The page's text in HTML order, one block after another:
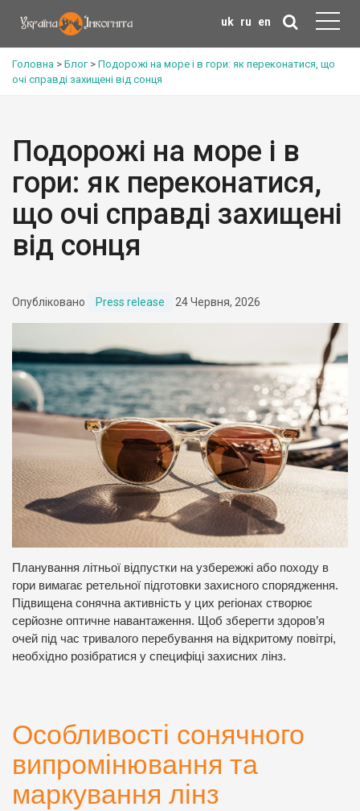
uk ru en
Головна > Блог> Подорожі на море і в гори: як переконатися, що
очі справді захищені від сонця
Подорожі на море і в
гори: як переконатися,
що очі справді захищені
від сонця
Опубліковано Press release 24 Червня, 2026
Планування літньої відпустки на узбережжі або походу в
гори вимагає ретельної підготовки захисного спорядження.
Підвищена сонячна активність у цих регіонах створює
серйозне оптичне навантаження. Щоб зберегти здоров’я
очей під час тривалого перебування на відкритому повітрі,
необхідно розібратися у специфіці захисних лінз.
Особливості сонячного
випромінювання та
маркування лінз